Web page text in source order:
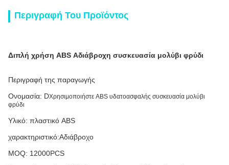
Περιγραφή Του Προϊόντος
Διπλή χρήση ABS Αδιάβροχη συσκευασία μολύβι φρύδι
Περιγραφή της παραγωγής
Ονομασία: DΧρησιμοποιήστε ABS υδατοασφαλής συσκευασία μολύβι
φρύδι
Υλικό: πλαστικό ABS
χαρακτηριστικό:Αδιάβροχο
MOQ: 12000PCS